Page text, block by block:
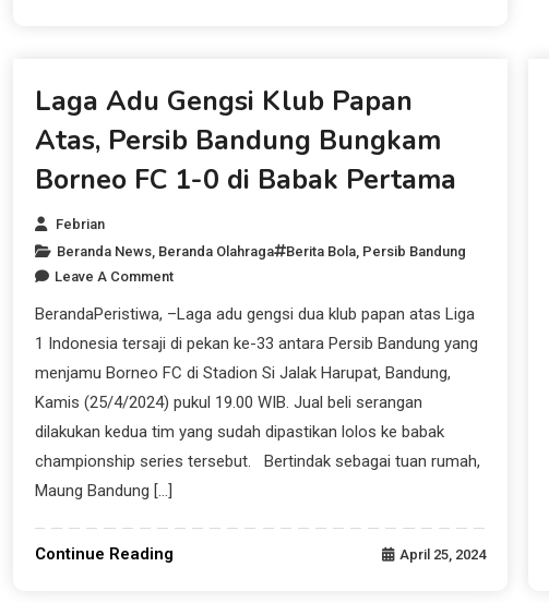
Laga Adu Gengsi Klub Papan
Atas, Persib Bandung Bungkam
Borneo FC 1-0 di Babak Pertama
Febrian
Beranda News Beranda Olahraga Berita Bola Persib Bandung
Leave A Comment
BerandaPeristiwa, –Laga adu gengsi dua klub papan atas Liga
1 Indonesia tersaji di pekan ke-33 antara Persib Bandung yang
menjamu Borneo FC di Stadion Si Jalak Harupat, Bandung,
Kamis (25/4/2024) pukul 19.00 WIB. Jual beli serangan
dilakukan kedua tim yang sudah dipastikan lolos ke babak
championship series tersebut. Bertindak sebagai tuan rumah,
Maung Bandung […]
Continue Reading April 25, 2024